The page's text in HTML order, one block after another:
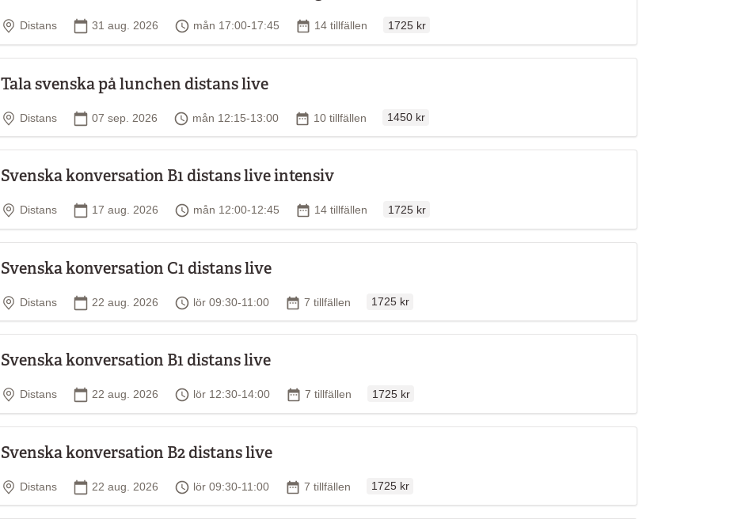
Plats
Distans Startdatum
31 aug. 2026 Tid
mån 17:00-17:45 Antal tillfällen
14 tillfällen 1725 kr
Tala svenska på lunchen distans live
Plats
Distans Startdatum
07 sep. 2026 Tid
mån 12:15-13:00 Antal tillfällen
10 tillfällen 1450 kr
Svenska konversation B1 distans live intensiv
Plats
Distans Startdatum
17 aug. 2026 Tid
mån 12:00-12:45 Antal tillfällen
14 tillfällen 1725 kr
Svenska konversation C1 distans live
Plats
Distans Startdatum
22 aug. 2026 Tid
lör 09:30-11:00 Antal tillfällen
7 tillfällen 1725 kr
Svenska konversation B1 distans live
Plats
Distans Startdatum
22 aug. 2026 Tid
lör 12:30-14:00 Antal tillfällen
7 tillfällen 1725 kr
Svenska konversation B2 distans live
Plats
Distans Startdatum
22 aug. 2026 Tid
lör 09:30-11:00 Antal tillfällen
7 tillfällen 1725 kr